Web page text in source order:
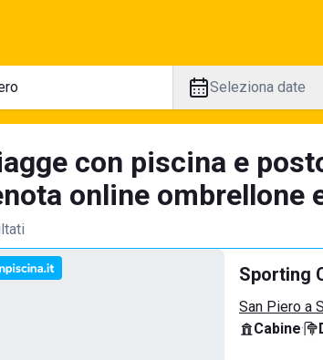
Seleziona date
con piscina e
online ombrellone
Sporting
San Piero a
Cabine·